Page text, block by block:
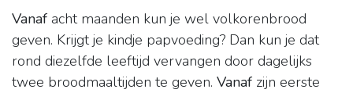
Vanaf acht maanden kun je wel volkorenbrood
geven. Krijgt je kindje papvoeding? Dan kun je dat
rond diezelfde leeftijd vervangen door dagelijks
twee broodmaaltijden te geven. Vanaf zijn eerste